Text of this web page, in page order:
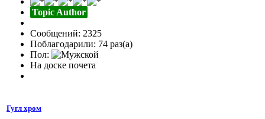
Topic Author
Сообщений: 2325
Поблагодарили: 74 раз(а)
Пол:
На доске почета
Гугл хром